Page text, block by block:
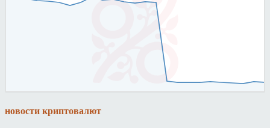
новости криптовалют